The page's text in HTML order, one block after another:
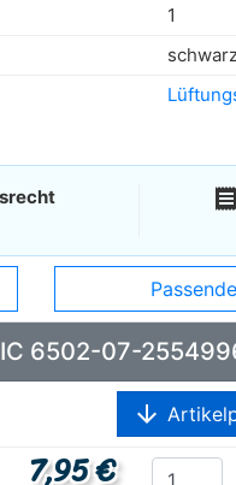
1
receipt
6502-07-
arrow_downward
7,95 €